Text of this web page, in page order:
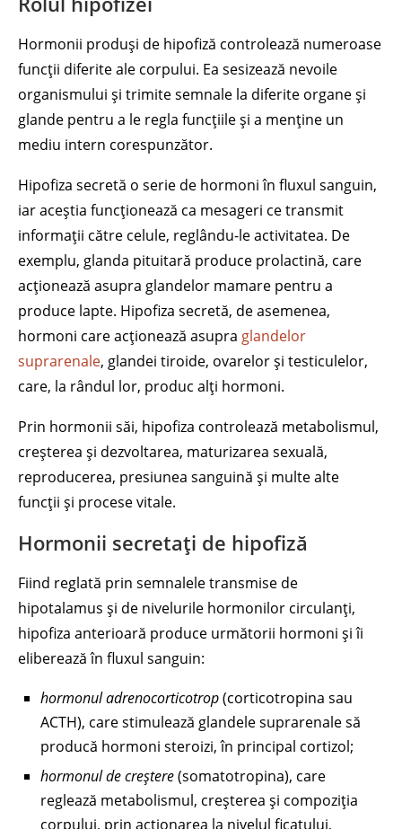
Hormonii produși de hipofiză controlează numeroase
funcții diferite ale corpului. Ea sesizează nevoile
organismului și trimite semnale la diferite organe și
glande pentru a le regla funcțiile și a menține un
mediu intern corespunzător.
Hipofiza secretă o serie de hormoni în fluxul sanguin,
iar aceștia funcționează ca mesageri ce transmit
informații către celule, reglându-le activitatea. De
exemplu, glanda pituitară produce prolactină, care
acționează asupra glandelor mamare pentru a
produce lapte. Hipofiza secretă, de asemenea,
hormoni care acționează asupra glandelor
suprarenale, glandei tiroide, ovarelor și testiculelor,
care, la rândul lor, produc alți hormoni.
Prin hormonii săi, hipofiza controlează metabolismul,
creșterea și dezvoltarea, maturizarea sexuală,
reproducerea, presiunea sanguină și multe alte
funcții și procese vitale.
Hormonii secretați de hipofiză
Fiind reglată prin semnalele transmise de
hipotalamus și de nivelurile hormonilor circulanți,
hipofiza anterioară produce următorii hormoni și îi
eliberează în fluxul sanguin:
hormonul adrenocorticotrop(corticotropina sau
ACTH), care stimulează glandele suprarenale să
producă hormoni steroizi, în principal cortizol;
hormonul de creștere(somatotropina), care
reglează metabolismul, creșterea și compoziția
corpului, prin acționarea la nivelul ficatului,